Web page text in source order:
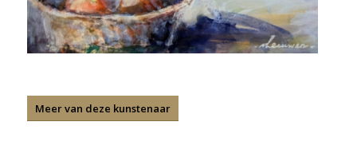
Meer van deze kunstenaar